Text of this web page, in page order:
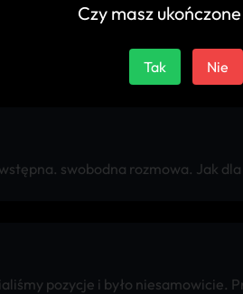
swobodna rozmowa. Jak
pozycje i było niesamowicie.
Czy masz
Tak Nie